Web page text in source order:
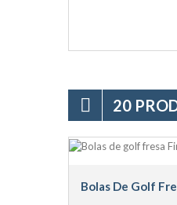
20
Bolas De Golf